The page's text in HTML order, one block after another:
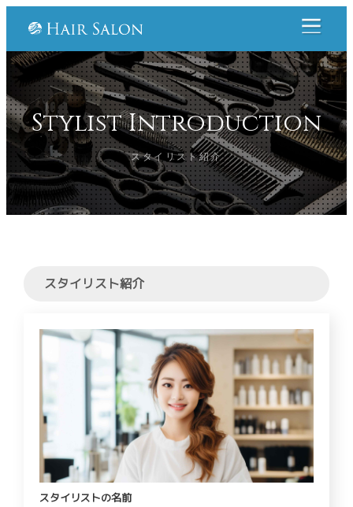
Stylist Introduction
スタイリスト紹介
スタイリスト紹介
スタイリストの名前